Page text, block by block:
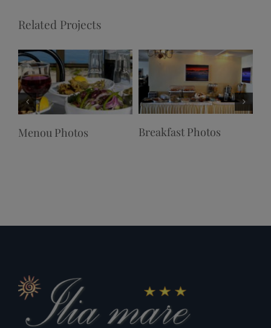
Related Projects
Menou Photos Breakfast Photos